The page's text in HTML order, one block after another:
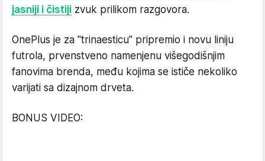
jasniji i čistiji zvuk prilikom razgovora.
OnePlus je za "trinaesticu" pripremio i novu liniju
futrola, prvenstveno namenjenu višegodišnjim
fanovima brenda, među kojima se ističe nekoliko
varijati sa dizajnom drveta.
BONUS VIDEO: